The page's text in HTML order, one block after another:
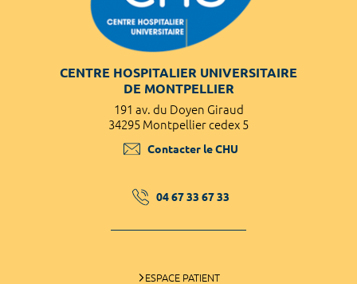
CENTRE HOSPITALIER UNIVERSITAIRE
DE MONTPELLIER
191 av. du Doyen Giraud
34295 Montpellier cedex 5
Contacter le CHU
04 67 33 67 33
ESPACE PATIENT